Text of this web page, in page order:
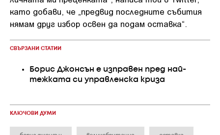
като добави, че „предвид последните събития
нямам друг избор освен да подам оставка“.
СВЪРЗАНИ СТАТИИ
Борис Джонсън е изправен пред най-
тежката си управленска криза
КЛЮЧОВИ ДУМИ